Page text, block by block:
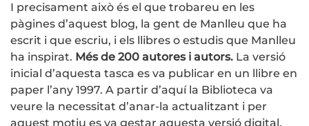
I precisament això és el que trobareu en les
pàgines d’aquest blog, la gent de Manlleu que ha
escrit i que escriu, i els llibres o estudis que Manlleu
ha inspirat. Més de 200 autores i autors. La versió
inicial d’aquesta tasca es va publicar en un llibre en
paper l’any 1997. A partir d’aquí la Biblioteca va
veure la necessitat d’anar-la actualitzant i per
aquest motiu es va gestar aquesta versió digital.